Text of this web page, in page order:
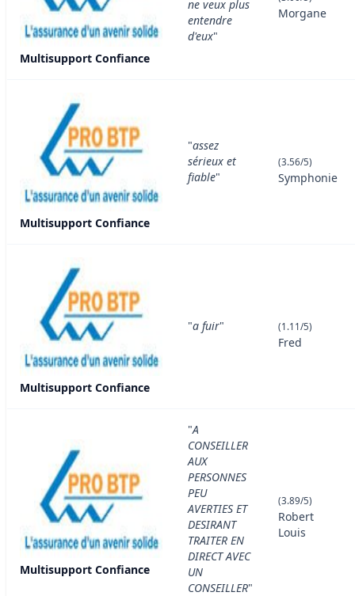
Multisupport Confiance
ne veux plus
entendre
d'eux"
Morgane
Multisupport Confiance
"assez
sérieux et
fiable"
(3.56/5)
Symphonie
Multisupport Confiance
"a fuir" (1.11/5)
Fred
Multisupport Confiance
"A
CONSEILLER
AUX
PERSONNES
PEU
AVERTIES ET
DESIRANT
TRAITER EN
DIRECT AVEC
UN
CONSEILLER"
(3.89/5)
Robert
Louis